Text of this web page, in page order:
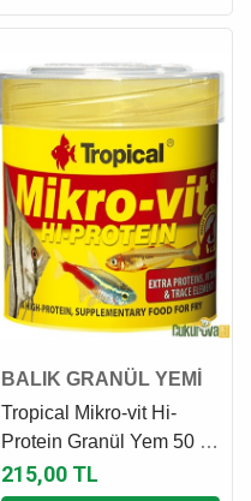
BALIK GRANÜL YEMİ
Tropical Mikro-vit Hi-
Protein Granül Yem 50 Ml
- 32 Gr
215,00 TL